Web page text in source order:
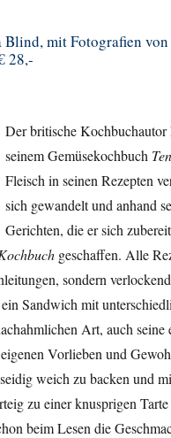
Blind, mit Fotografien
28,-
Der britische
seinem Gemüsekochbuch
Fleisch in seinen Rezepten
sich gewandelt und anhand
Gerichten, die er sich
geschaffen. Alle
sondern
Sandwich mit
Art, auch seine
Vorlieben und
weich zu backen und
zu einer knusprigen
beim Lesen die